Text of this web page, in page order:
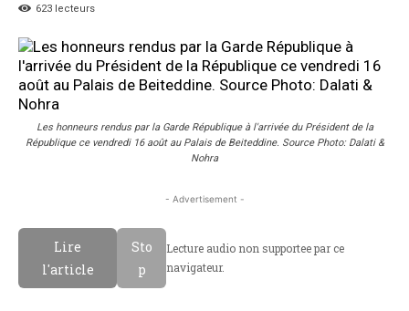
623 lecteurs
Les honneurs rendus par la Garde République à l'arrivée du Président de la
République ce vendredi 16 août au Palais de Beiteddine. Source Photo: Dalati &
Nohra
- Advertisement -
Lire
l'article
Sto
p
Lecture audio non supportee par ce
navigateur.